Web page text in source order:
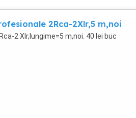
2Rca-2Xlr,5 m,noi
2 Xlr,lungime=5 m,noi. 40 lei buc